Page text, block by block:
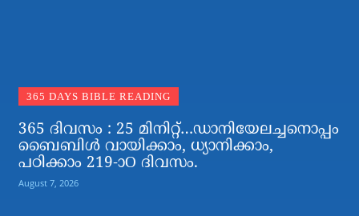
365 DAYS BIBLE READING
365 ദിവസം : 25 മിനിറ്റ്…ഡാനിയേലച്ചനൊപ്പം
ബൈബിൾ വായിക്കാം, ധ്യാനിക്കാം,
പഠിക്കാം 219-ാO ദിവസം.
August 7, 2026